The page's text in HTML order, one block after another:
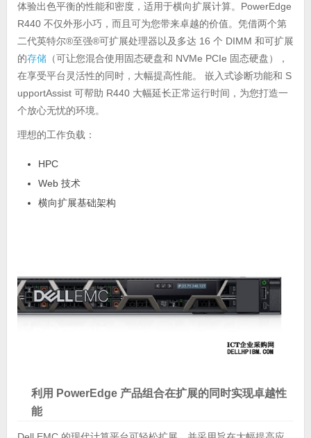
体验出色平衡的性能和密度，适用于横向扩展计算。PowerEdge
R440 不仅外形小巧，而且可为您带来卓越的价值。凭借两个第
二代英特尔®至强®可扩展处理器以及多达 16 个 DIMM 和可扩展
的存储（可让您混合使用固态硬盘和 NVMe PCIe 固态硬盘），
在享受平台灵活性的同时，大幅提高性能。 嵌入式诊断功能和 S
upportAssist 可帮助 R440 大幅延长正常运行时间，为您打造一
个放心无忧的环境。
理想的工作负载：
HPC
Web 技术
横向扩展基础架构
利用 PowerEdge 产品组合在扩展的同时实现卓越性
能